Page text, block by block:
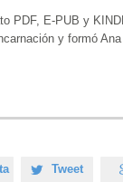
PDF, E-PUB y
y formó Ana
 Tweet